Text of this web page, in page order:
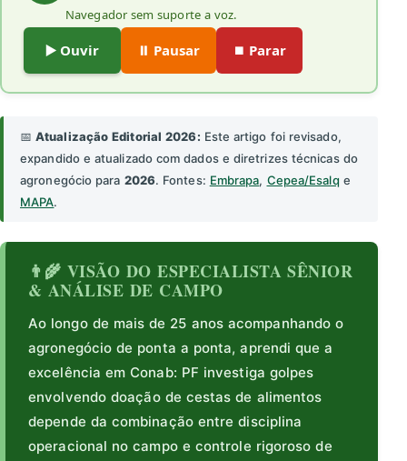
Navegador sem suporte a voz.
▶️ Ouvir ⏸️ Pausar ⏹️ Parar
📅Atualização Editorial 2026: Este artigo foi revisado,
expandido e atualizado com dados e diretrizes técnicas do
agronegócio para 2026. Fontes: Embrapa, Cepea/Esalq e
MAPA.
👨‍🌾 VISÃO DO ESPECIALISTA SÊNIOR
& ANÁLISE DE CAMPO
Ao longo de mais de 25 anos acompanhando o
agronegócio de ponta a ponta, aprendi que a
excelência em Conab: PF investiga golpes
envolvendo doação de cestas de alimentos
depende da combinação entre disciplina
operacional no campo e controle rigoroso de